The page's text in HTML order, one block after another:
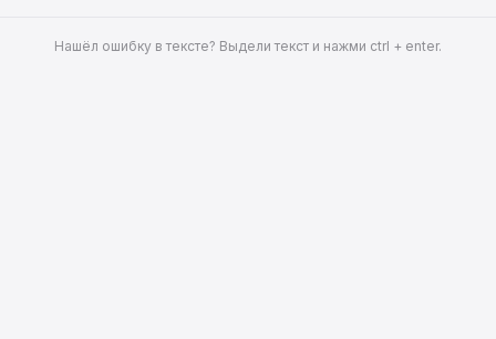
Нашёл ошибку в тексте? Выдели текст и нажми ctrl + enter.